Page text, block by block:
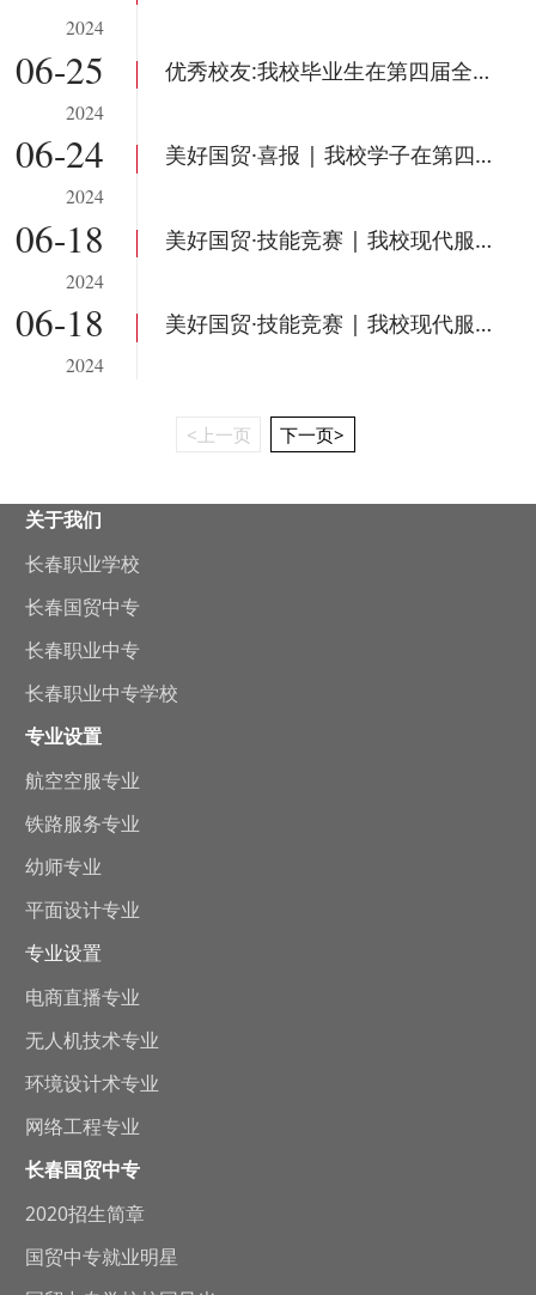
2024
06-25
2024
优秀校友:我校毕业生在第四届全国院校民航空中乘务专业技能大赛（东北赛区）斩获佳绩！
06-24
2024
美好国贸·喜报 | 我校学子在第四季全球偶像国际超模大赛东北联赛决赛斩获冠亚军！
06-18
2024
美好国贸·技能竞赛 | 我校现代服务学院第一届“美妆造型”大赛圆满结束！
06-18
2024
美好国贸·技能竞赛 | 我校现代服务学院经典诵读大赛圆满收官！
<上一页 下一页>
关于我们
长春职业学校
长春国贸中专
长春职业中专
长春职业中专学校
专业设置
航空空服专业
铁路服务专业
幼师专业
平面设计专业
专业设置
电商直播专业
无人机技术专业
环境设计术专业
网络工程专业
长春国贸中专
2020招生简章
国贸中专就业明星